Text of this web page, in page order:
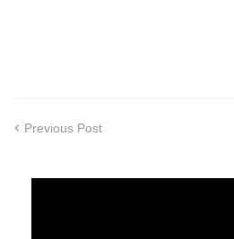
Previous Post